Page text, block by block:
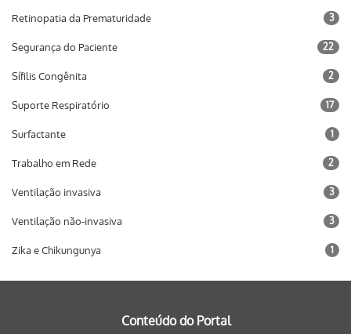
Retinopatia da Prematuridade 3
Segurança do Paciente 22
Sífilis Congênita 2
Suporte Respiratório 17
Surfactante 1
Trabalho em Rede 2
Ventilação invasiva 3
Ventilação não-invasiva 3
Zika e Chikungunya 1
Conteúdo do Portal